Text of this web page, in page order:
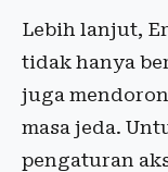
Lebih lanjut,
tidak hanya
juga
masa jeda.
pengaturan